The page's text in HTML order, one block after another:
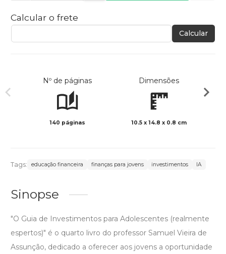
Calcular o frete
Calcular
Nº de páginas
140 páginas
Dimensões
10.5 x 14.8 x 0.8 cm
Tags: educação financeira finanças para jovens investimentos IA
Sinopse
"O Guia de Investimentos para Adolescentes (realmente
espertos)" é o quarto livro do professor Samuel Vieira de
Assunção, dedicado a oferecer aos jovens a oportunidade